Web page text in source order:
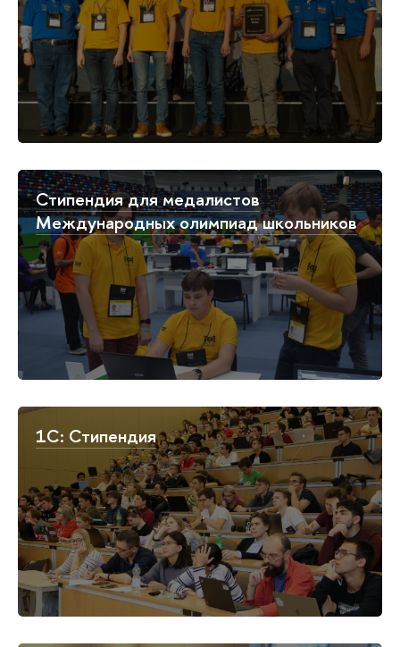
Стипендия для медалистов
Международных олимпиад школьников
1C: Стипендия